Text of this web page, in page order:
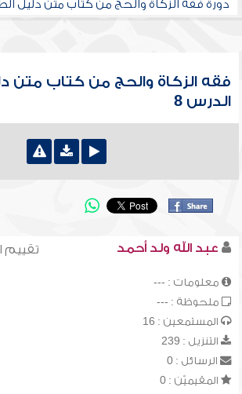
دورة فقه الزكاة والحج من كتاب متن دليل
فقه الزكاة والحج من كتاب متن
الدرس 8
تقييم عبد الله ولد أحمد
معلومات : ---
ملحوظة : ---
المستمعين : 16
التنزيل : 239
الرسائل : 0
المقيميّن : 0